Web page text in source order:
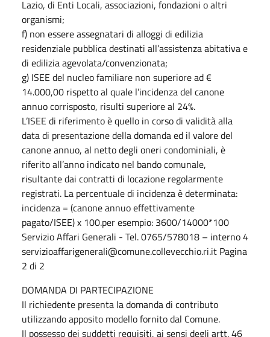
Lazio, di Enti Locali, associazioni, fondazioni o altri
organismi;
f) non essere assegnatari di alloggi di edilizia
residenziale pubblica destinati all’assistenza abitativa e
di edilizia agevolata/convenzionata;
g) ISEE del nucleo familiare non superiore ad €
14.000,00 rispetto al quale l’incidenza del canone
annuo corrisposto, risulti superiore al 24%.
L’ISEE di riferimento è quello in corso di validità alla
data di presentazione della domanda ed il valore del
canone annuo, al netto degli oneri condominiali, è
riferito all’anno indicato nel bando comunale,
risultante dai contratti di locazione regolarmente
registrati. La percentuale di incidenza è determinata:
incidenza = (canone annuo effettivamente
pagato/ISEE) x 100.per esempio: 3600/14000*100
Servizio Affari Generali - Tel. 0765/578018 – interno 4
servizioaffarigenerali@comune.collevecchio.ri.it Pagina
2 di 2
DOMANDA DI PARTECIPAZIONE
Il richiedente presenta la domanda di contributo
utilizzando apposito modello fornito dal Comune.
Il possesso dei suddetti requisiti, ai sensi degli artt. 46